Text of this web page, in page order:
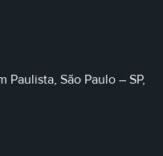
São Paulo – SP,